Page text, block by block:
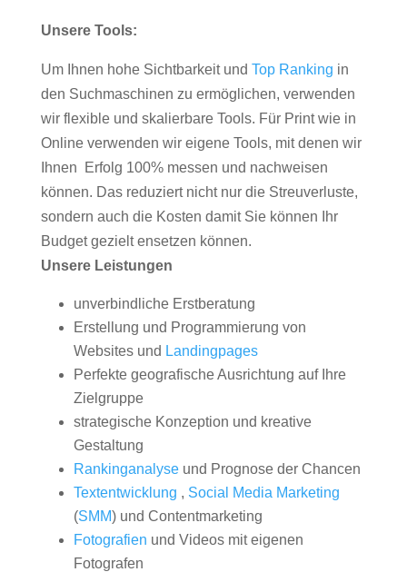
Unsere Tools:
Um Ihnen hohe Sichtbarkeit und Top Ranking in
den Suchmaschinen zu ermöglichen, verwenden
wir flexible und skalierbare Tools. Für Print wie in
Online verwenden wir eigene Tools, mit denen wir
Ihnen Erfolg 100% messen und nachweisen
können. Das reduziert nicht nur die Streuverluste,
sondern auch die Kosten damit Sie können Ihr
Budget gezielt ensetzen können.
Unsere Leistungen
unverbindliche Erstberatung
Erstellung und Programmierung von
Websites und Landingpages
Perfekte geografische Ausrichtung auf Ihre
Zielgruppe
strategische Konzeption und kreative
Gestaltung
Rankinganalyseund Prognose der Chancen
Textentwicklung , Social Media Marketing
(SMM) und Contentmarketing
Fotografien und Videos mit eigenen
Fotografen